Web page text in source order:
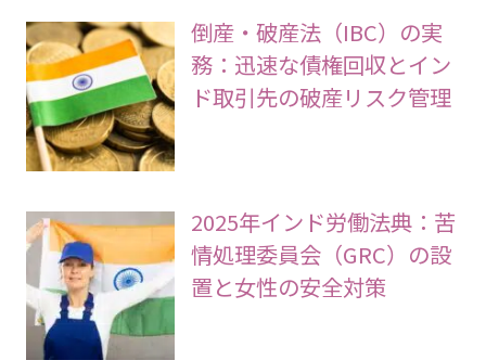
倒産・破産法（IBC）の実
務：迅速な債権回収とイン
ド取引先の破産リスク管理
2025年インド労働法典：苦
情処理委員会（GRC）の設
置と女性の安全対策